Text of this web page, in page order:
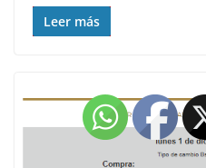
Leer más